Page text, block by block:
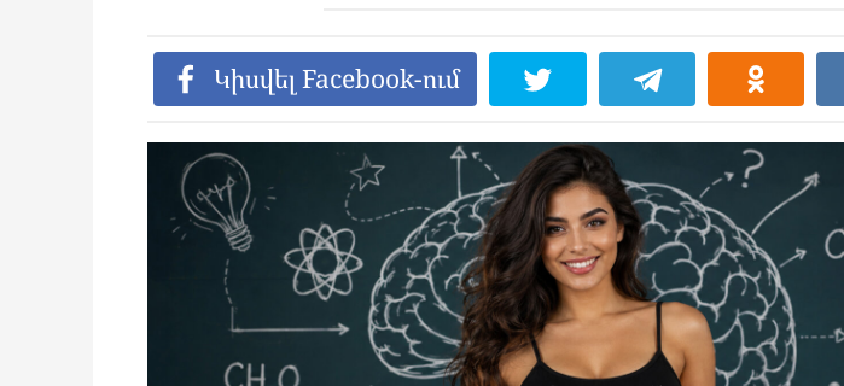
Կիսվել Facebook-ում